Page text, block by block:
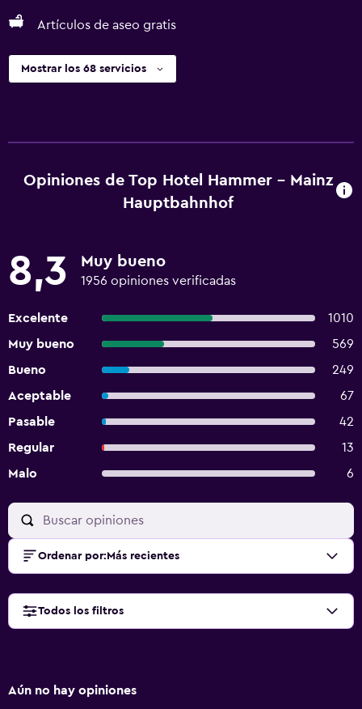
Artículos de aseo gratis
Mostrar los 68 servicios
Opiniones de Top Hotel Hammer - Mainz
Hauptbahnhof
8,3 Muy bueno
1956 opiniones verificadas
Excelente
1010
Muy bueno
569
Bueno
249
Aceptable
67
Pasable
42
Regular
13
Malo
6
Ordenar por: Más recientes
Todos los filtros
Aún no hay opiniones